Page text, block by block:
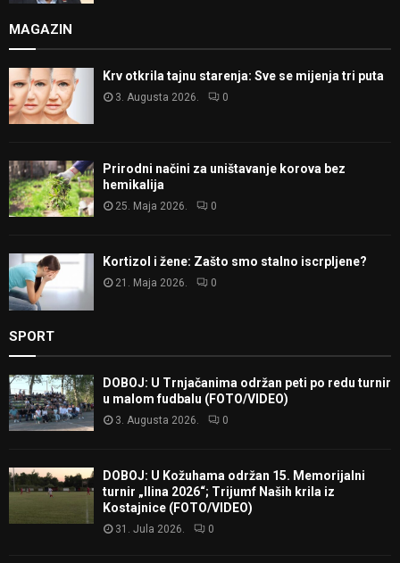
MAGAZIN
Krv otkrila tajnu starenja: Sve se mijenja tri puta
3. Augusta 2026. 0
Prirodni načini za uništavanje korova bez
hemikalija
25. Maja 2026. 0
Kortizol i žene: Zašto smo stalno iscrpljene?
21. Maja 2026. 0
SPORT
DOBOJ: U Trnjačanima održan peti po redu turnir
u malom fudbalu (FOTO/VIDEO)
3. Augusta 2026. 0
DOBOJ: U Kožuhama održan 15. Memorijalni
turnir „Ilina 2026“; Trijumf Naših krila iz
Kostajnice (FOTO/VIDEO)
31. Jula 2026. 0